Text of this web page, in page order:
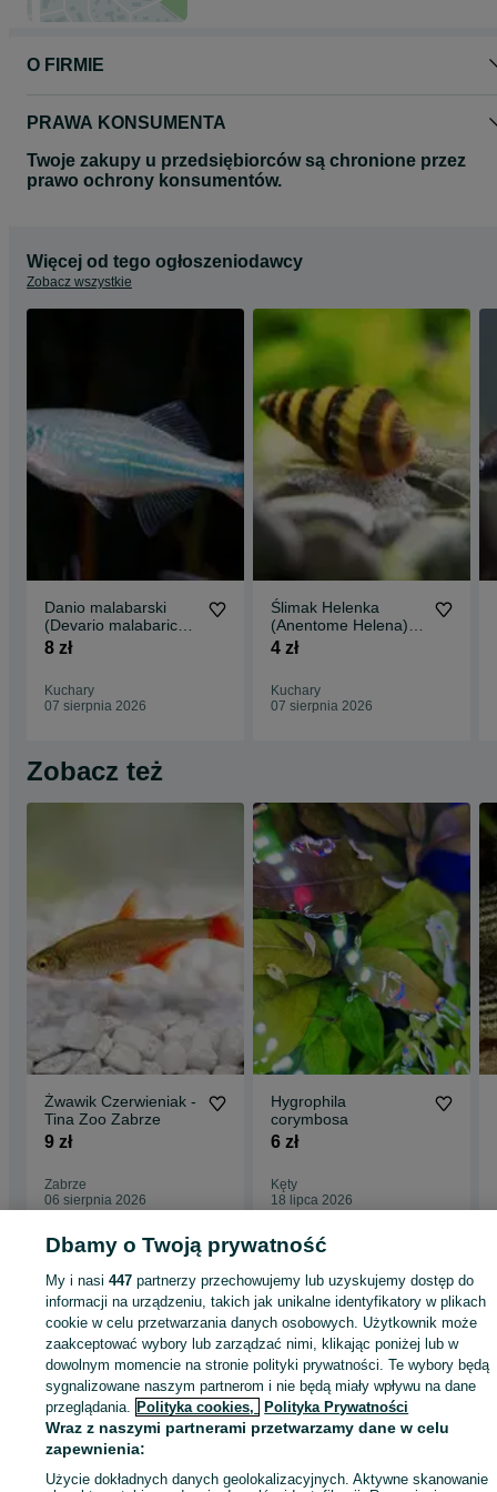
O FIRMIE
PRAWA KONSUMENTA
Twoje zakupy u przedsiębiorców są chronione przez
prawo ochrony konsumentów.
Więcej od tego ogłoszeniodawcy
Zobacz wszystkie
Danio malabarski
(Devario malabaricus)
WYSYŁKA AKWAWIN
8 zł
Kuchary
07 sierpnia 2026
Ślimak Helenka
(Anentome Helena)
WYSYŁKA AKWAWIN
4 zł
Kuchary
07 sierpnia 2026
Zobacz też
Żwawik Czerwieniak -
Tina Zoo Zabrze
9 zł
Zabrze
06 sierpnia 2026
Hygrophila
corymbosa
6 zł
Kęty
18 lipca 2026
Strona główna Zwierzęta Akwarystyka Zwierzęta akwariowe
Zwierzęta
akwariowe - Śląskie
Zwierzęta akwariowe - Kuchary
KATEGORIA
944070974 Wyświetlenia:
Zadzwoń / SMS Wyślij wiadomość
Dbamy o Twoją prywatność
My i nasi447 partnerzy przechowujemy lub uzyskujemy dostęp do
informacji na urządzeniu, takich jak unikalne identyfikatory w plikach
cookie w celu przetwarzania danych osobowych. Użytkownik może
zaakceptować wybory lub zarządzać nimi, klikając poniżej lub w
dowolnym momencie na stronie polityki prywatności. Te wybory będą
sygnalizowane naszym partnerom i nie będą miały wpływu na dane
przeglądania. Polityka cookies, Polityka Prywatności
Wraz z naszymi partnerami przetwarzamy dane w celu
zapewnienia:
Użycie dokładnych danych geolokalizacyjnych. Aktywne skanowanie